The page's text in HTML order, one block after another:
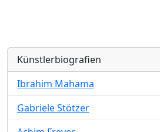
Künstlerbiografien
Ibrahim Mahama
Gabriele Stötzer